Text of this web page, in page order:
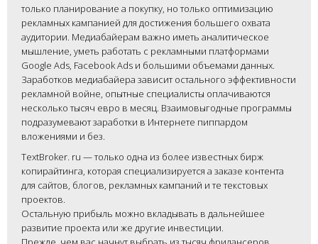
только планирование а покупку, но только оптимизацию
рекламных кампанией для достижения большего охвата
аудитории. Медиабайерам важно иметь аналитическое
мышление, уметь работать с рекламными платформами
Google Ads, Facebook Ads и большими объемами данных.
Заработков медиабайера зависит остального эффективности
рекламной войне, опытные специалисты оплачиваются
несколько тысяч евро в месяц. Взаимовыгодные программы
подразумевают заработки в Интернете пиппардом
вложениями и без.
TextBroker. ru — только одна из более известных бирж
копирайтинга, которая специализируется а заказе контента
для сайтов, блогов, рекламных кампаний и те текстовых
проектов.
Остальную прибыль можно вкладывать в дальнейшее
развитие проекта или же другие инвестиции.